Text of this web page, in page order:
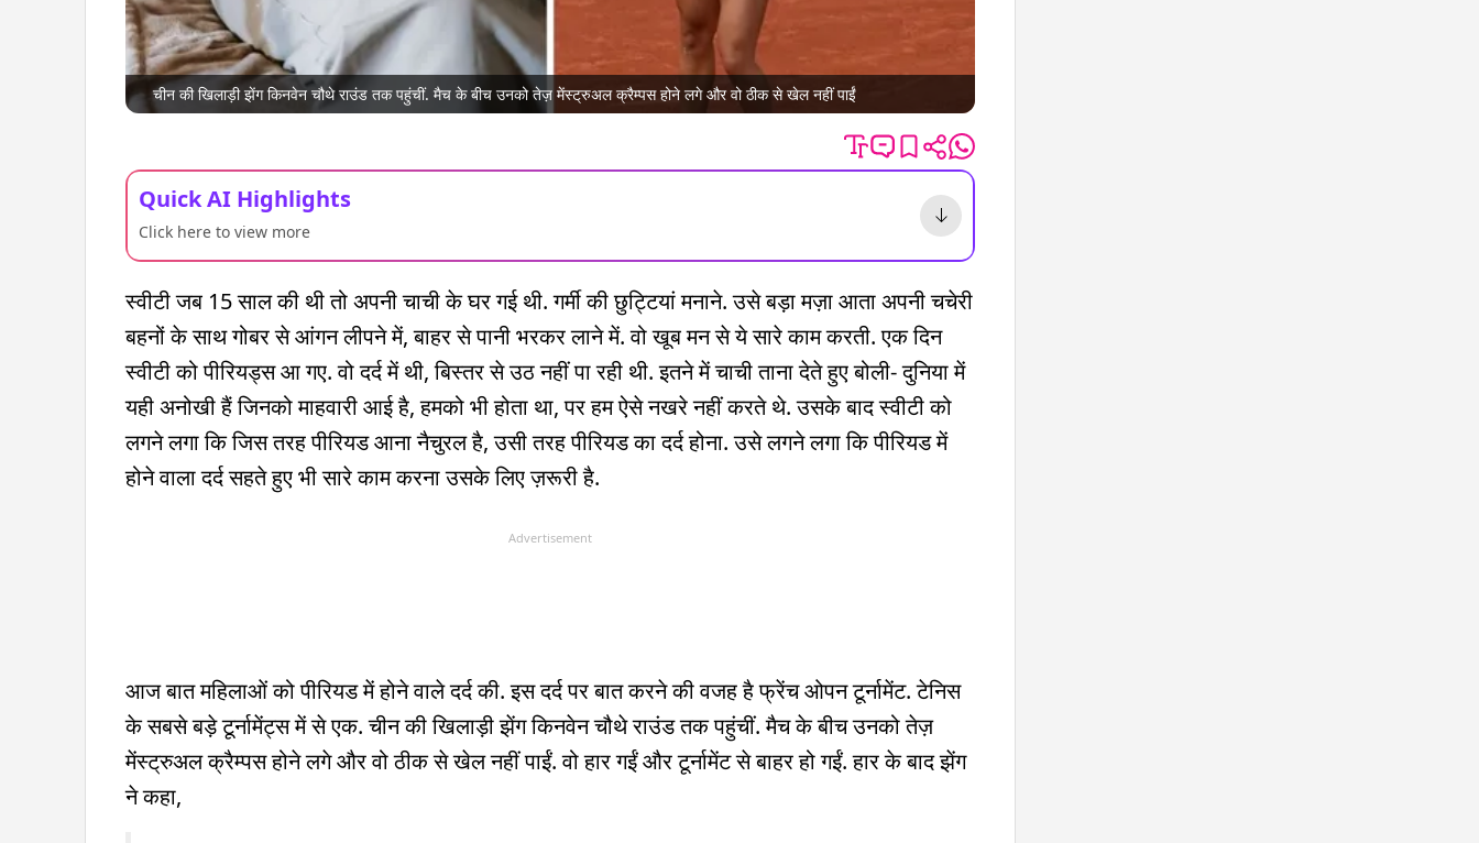
चीन की खिलाड़ी झेंग किनवेन चौथे राउंड तक पहुंचीं. मैच के बीच उनको तेज़ मेंस्ट्रुअल क्रैम्पस होने लगे और वो ठीक से खेल नहीं पाईं
Quick AI Highlights
Click here to view more
स्वीटी जब 15 साल की थी तो अपनी चाची के घर गई थी. गर्मी की छुट्टियां मनाने. उसे बड़ा मज़ा आता अपनी चचेरी
बहनों के साथ गोबर से आंगन लीपने में, बाहर से पानी भरकर लाने में. वो खूब मन से ये सारे काम करती. एक दिन
स्वीटी को पीरियड्स आ गए. वो दर्द में थी, बिस्तर से उठ नहीं पा रही थी. इतने में चाची ताना देते हुए बोली- दुनिया में
यही अनोखी हैं जिनको माहवारी आई है, हमको भी होता था, पर हम ऐसे नखरे नहीं करते थे. उसके बाद स्वीटी को
लगने लगा कि जिस तरह पीरियड आना नैचुरल है, उसी तरह पीरियड का दर्द होना. उसे लगने लगा कि पीरियड में
होने वाला दर्द सहते हुए भी सारे काम करना उसके लिए ज़रूरी है.
Advertisement
आज बात महिलाओं को पीरियड में होने वाले दर्द की. इस दर्द पर बात करने की वजह है फ्रेंच ओपन टूर्नामेंट. टेनिस
के सबसे बड़े टूर्नामेंट्स में से एक. चीन की खिलाड़ी झेंग किनवेन चौथे राउंड तक पहुंचीं. मैच के बीच उनको तेज़
मेंस्ट्रुअल क्रैम्पस होने लगे और वो ठीक से खेल नहीं पाईं. वो हार गईं और टूर्नामेंट से बाहर हो गईं. हार के बाद झेंग
ने कहा,